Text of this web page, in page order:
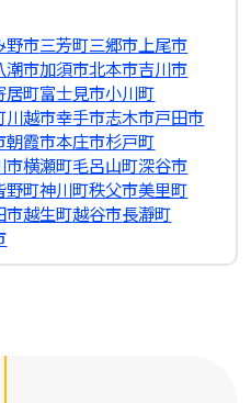
野市三芳町三郷市 上尾市
潮市加須市北本市吉川市
居町富士見市小川町
川越市幸手市志木市戸田市
朝霞市本庄市杉戸町
市横瀬町毛呂山町深谷市
野町神川町秩父市美里町
市越生町越谷市長瀞町